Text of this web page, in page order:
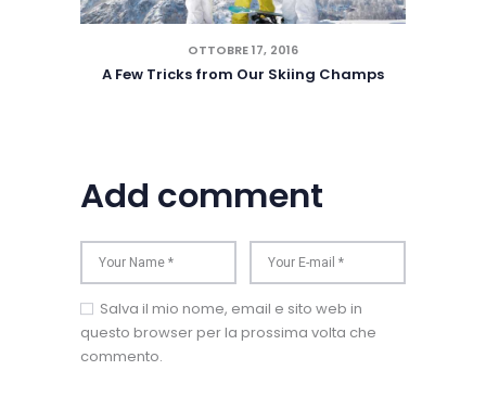
OTTOBRE 17, 2016
A Few Tricks from Our Skiing Champs
Add comment
Salva il mio nome, email e sito web in
questo browser per la prossima volta che
commento.